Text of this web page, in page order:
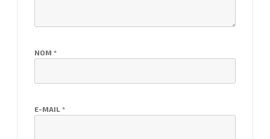
NOM *
E-MAIL *